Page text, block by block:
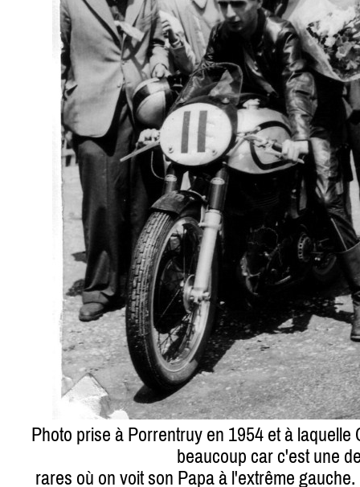
Photo prise à Porrentruy en 1954 et à laquelle
beaucoup car c'est une
rares où on voit son Papa à l'extrême